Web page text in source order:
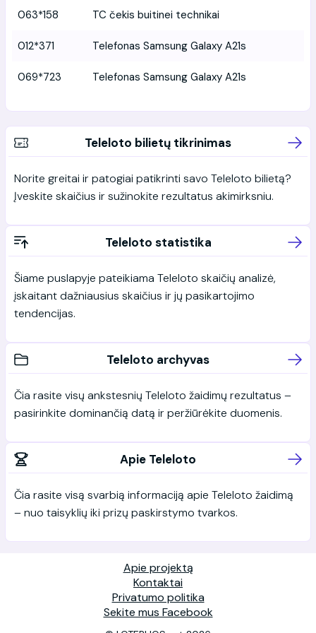
063*158 TC čekis buitinei technikai
012*371 Telefonas Samsung Galaxy A21s
069*723 Telefonas Samsung Galaxy A21s
Teleloto bilietų tikrinimas
Norite greitai ir patogiai patikrinti savo Teleloto bilietą?
Įveskite skaičius ir sužinokite rezultatus akimirksniu.
Teleloto statistika
Šiame puslapyje pateikiama Teleloto skaičių analizė,
įskaitant dažniausius skaičius ir jų pasikartojimo
tendencijas.
Teleloto archyvas
Čia rasite visų ankstesnių Teleloto žaidimų rezultatus –
pasirinkite dominančią datą ir peržiūrėkite duomenis.
Apie Teleloto
Čia rasite visą svarbią informaciją apie Teleloto žaidimą
– nuo taisyklių iki prizų paskirstymo tvarkos.
Apie projektą
Kontaktai
Privatumo politika
Sekite mus Facebook